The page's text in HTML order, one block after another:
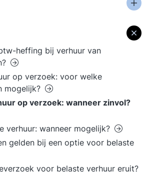
heffing bij verhuur van
op verzoek: voor welke
mogelijk?
op verzoek: wanneer zinvol?
verhuur: wanneer mogelijk?
gelden bij een optie voor belaste
voor belaste verhuur eruit?